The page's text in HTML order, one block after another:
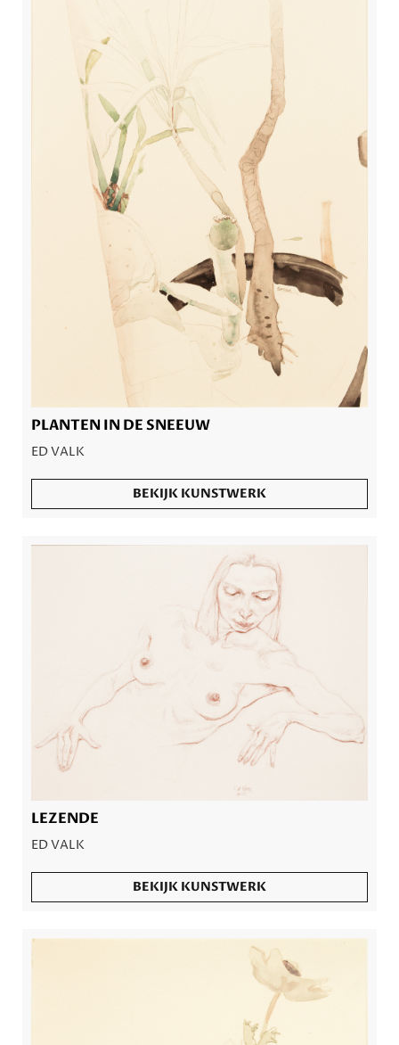
PLANTEN IN DE SNEEUW
ED VALK
BEKIJK KUNSTWERK
LEZENDE
ED VALK
BEKIJK KUNSTWERK